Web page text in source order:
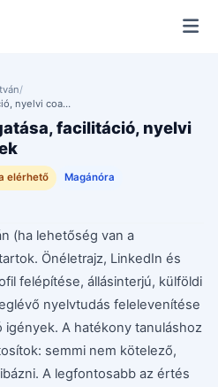
/
Angol tanulás támogatása, facilitáció, nyelvi coaching felnőtteknek
facilitáció, nyelvi
elérhető Magánóra
(ha lehetőség van a
Önéletrajz, LinkedIn és
felépítése, állásinterjú, külföldi
nyelvtudás felelevenítése
igények. A hatékony tanuláshoz
semmi nem kötelező,
A legfontosabb az értés